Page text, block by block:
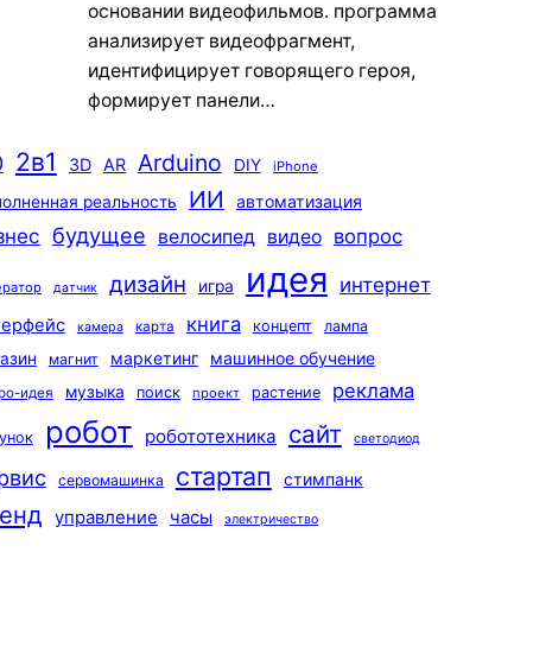
основании видеофильмов. программа
анализирует видеофрагмент,
идентифицирует говорящего героя,
формирует панели…
2в1 3D AR Arduino DIY iPhone
реальность ИИ автоматизация
будущее велосипед видео вопрос
датчик дизайн игра идея интернет
камера карта книга концепт лампа
магнит маркетинг машинное обучение
идея музыка поиск проект растение реклама
робот робототехника сайт светодиод
сервомашинка стартап стимпанк
управление часы электричество